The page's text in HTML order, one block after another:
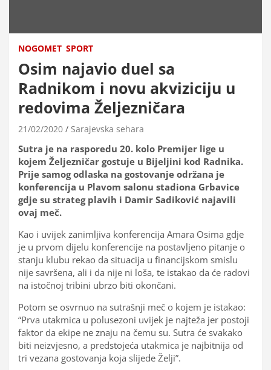
NOGOMET SPORT
Osim najavio duel sa
Radnikom i novu akviziciju u
redovima Željezničara
21/02/2020 Sarajevska sehara
Sutra je na rasporedu 20. kolo Premijer lige u
kojem Željezničar gostuje u Bijeljini kod Radnika.
Prije samog odlaska na gostovanje održana je
konferencija u Plavom salonu stadiona Grbavice
gdje su strateg plavih i Damir Sadiković najavili
ovaj meč.
Kao i uvijek zanimljiva konferencija Amara Osima gdje
je u prvom dijelu konferencije na postavljeno pitanje o
stanju klubu rekao da situacija u financijskom smislu
nije savršena, ali i da nije ni loša, te istakao da će radovi
na istočnoj tribini ubrzo biti okončani.
Potom se osvrnuo na sutrašnji meč o kojem je istakao:
“Prva utakmica u polusezoni uvijek je najteža jer postoji
faktor da ekipe ne znaju na čemu su. Sutra će svakako
biti neizvjesno, a predstojeća utakmica je najbitnija od
tri vezana gostovanja koja slijede Želji”.